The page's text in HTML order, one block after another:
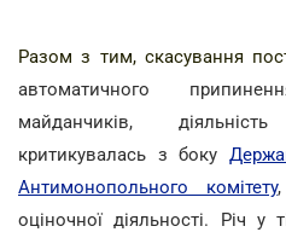
Разом з тим, скасування
автоматичного
майданчиків,
критикувалась з боку
Антимонопольного комітету,
оціночної діяльності. Річ у